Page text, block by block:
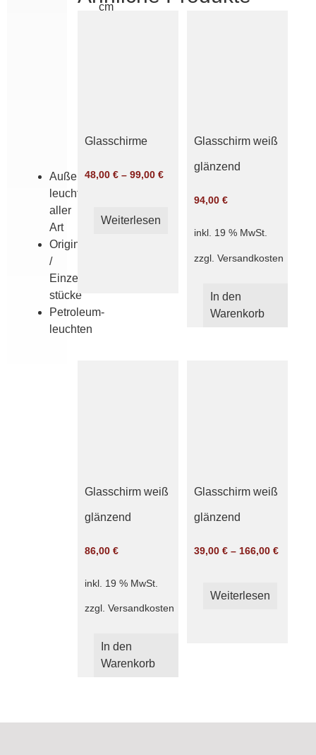
cm
satiniert
Außen­
leuchten
aller
Art
Originale
/
Einzel­
stücke
Petroleum­
leuchten
Glasschirme
48,00 €– 99,00 €
Weiterlesen
Glasschirm weiß
glänzend
94,00 €
inkl. 19 % MwSt.
zzgl. Versandkosten
In den
Warenkorb
Glasschirm weiß
glänzend
86,00 €
inkl. 19 % MwSt.
zzgl. Versandkosten
In den
Warenkorb
Glasschirm weiß
glänzend
39,00 €– 166,00 €
Weiterlesen